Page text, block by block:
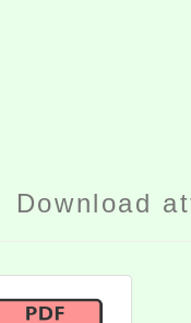
Download